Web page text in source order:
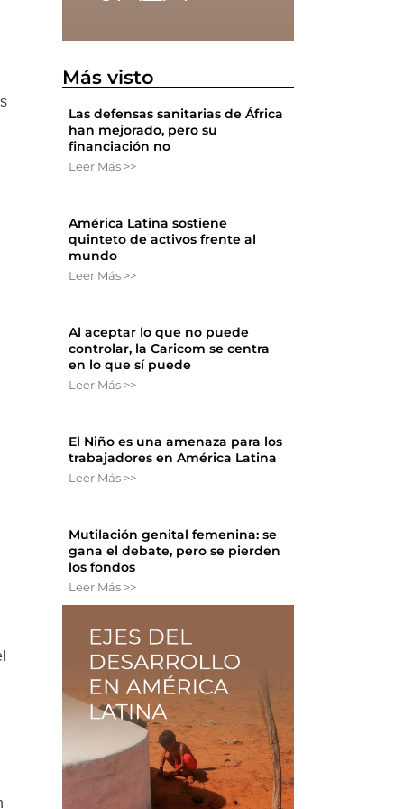
Más visto
Las defensas sanitarias de África
han mejorado, pero su
financiación no
Leer Más >>
América Latina sostiene
quinteto de activos frente al
mundo
Leer Más >>
Al aceptar lo que no puede
controlar, la Caricom se centra
en lo que sí puede
Leer Más >>
El Niño es una amenaza para los
trabajadores en América Latina
Leer Más >>
Mutilación genital femenina: se
gana el debate, pero se pierden
los fondos
Leer Más >>